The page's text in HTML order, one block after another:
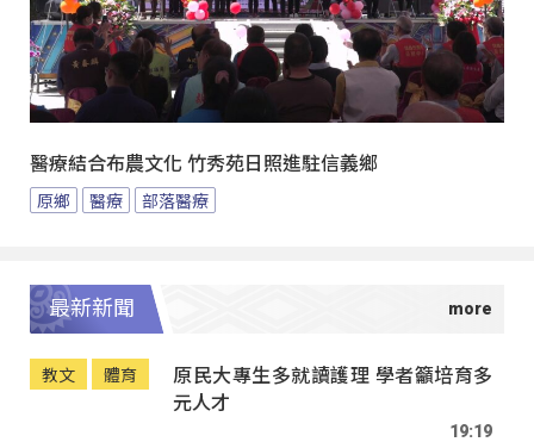
醫療結合布農文化 竹秀苑日照進駐信義鄉
原鄉 醫療 部落醫療
最新新聞
教文 體育
原民大專生多就讀護理 學者籲培育多
元人才
19:19